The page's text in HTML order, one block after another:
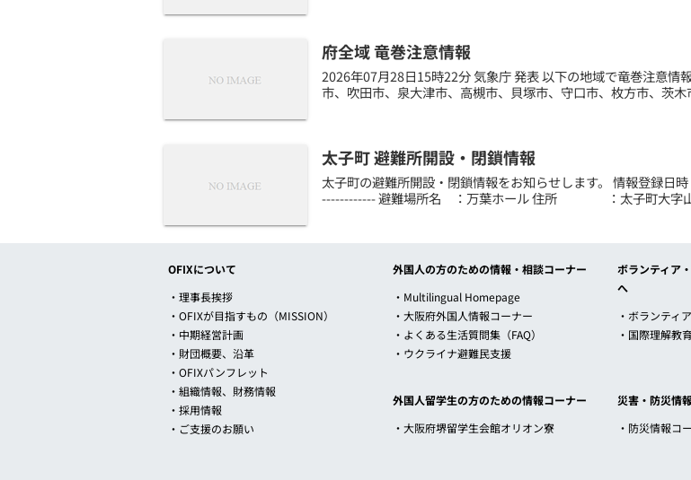
府全域 竜巻注意情報
2026年07月28日15時22分 気象庁 発表 以下の地域で竜巻注意
市、吹田市、泉大津市、高槻市、貝塚市、守口市、枚方市、茨
太子町 避難所開設・閉鎖情報
太子町の避難所開設・閉鎖情報をお知らせします。 情報登録
------------ 避難場所名 ：万葉ホール 住所 ：太子町大字
OFIXについて
・理事長挨拶
・OFIXが目指すもの（MISSION）
・中期経営計画
・財団概要、沿革
・OFIXパンフレット
・組織情報、財務情報
・採用情報
・ご支援のお願い
外国人の方のための情報・相談コーナー
・Multilingual Homepage
・大阪府外国人情報コーナー
・よくある生活質問集（FAQ）
・ウクライナ避難民支援
外国人留学生の方のための情報コーナー
・大阪府堺留学生会館オリオン寮
ボランティア
へ
・ボランティア
・国際理解教
災害・防災情
・防災情報コ